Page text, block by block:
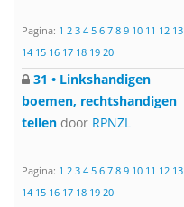
Pagina: 1 2 3 4 5 6 7 8 9 10 11 12 13
14 15 16 17 18 19 20
31 • Linkshandigen
boemen, rechtshandigen
tellen door RPNZL
Pagina: 1 2 3 4 5 6 7 8 9 10 11 12 13
14 15 16 17 18 19 20